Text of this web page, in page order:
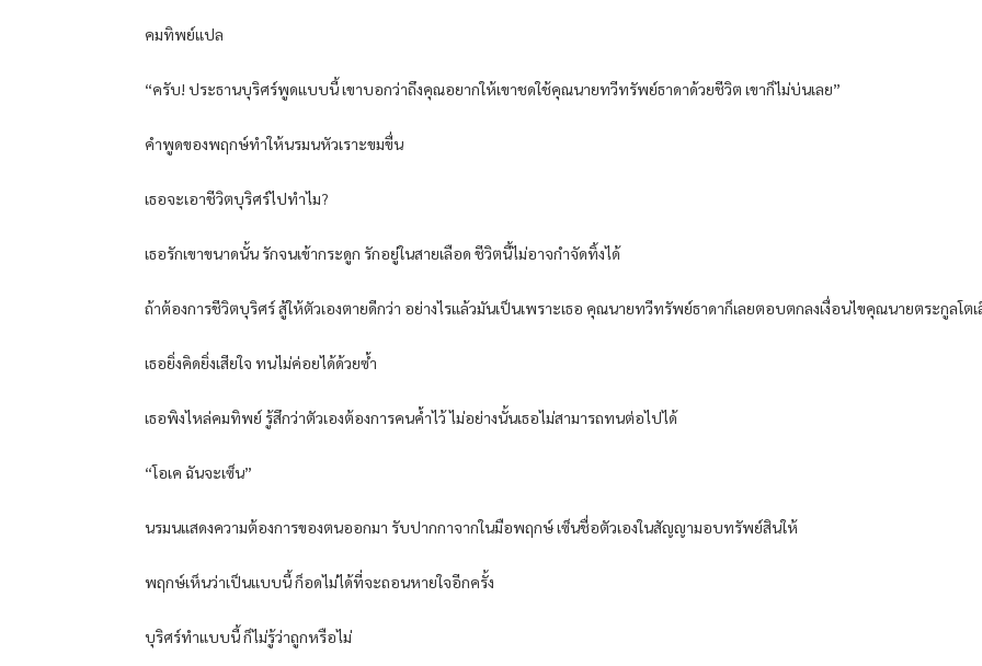
คมทิพย์แปล
“ครับ! ประธานบุริศร์พูดแบบนี้ เขาบอกว่าถึงคุณอยากให้เขาชดใช้คุณนายทวีทรัพย์ธาดาด้วยชีวิต เขาก็ไม่บ่นเลย”
คำพูดของพฤกษ์ทำให้นรมนหัวเราะขมขื่น
เธอจะเอาชีวิตบุริศร์ไปทำไม?
เธอรักเขาขนาดนั้น รักจนเข้ากระดูก รักอยู่ในสายเลือด ชีวิตนี้ไม่อาจกำจัดทิ้งได้
ถ้าต้องการชีวิตบุริศร์ สู้ให้ตัวเองตายดีกว่า อย่างไรแล้วมันเป็นเพราะเธอ คุณนายทวีทรัพย์ธาดาก็เลยตอบตกลงเงื่อนไขคุณนายตระกูลโตเ
เธอยิ่งคิดยิ่งเสียใจ ทนไม่ค่อยได้ด้วยซ้ำ
เธอพิงไหล่คมทิพย์ รู้สึกว่าตัวเองต้องการคนค้ำไว้ ไม่อย่างนั้นเธอไม่สามารถทนต่อไปได้
“โอเค ฉันจะเซ็น”
นรมนแสดงความต้องการของตนออกมา รับปากกาจากในมือพฤกษ์ เซ็นชื่อตัวเองในสัญญามอบทรัพย์สินให้
พฤกษ์เห็นว่าเป็นแบบนี้ ก็อดไม่ได้ที่จะถอนหายใจอีกครั้ง
บุริศร์ทำแบบนี้ ก็ไม่รู้ว่าถูกหรือไม่